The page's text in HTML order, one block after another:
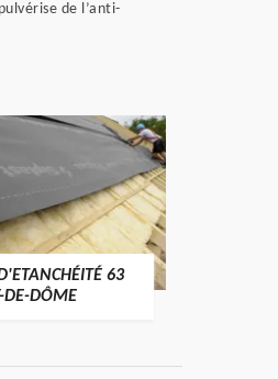
de l’anti-
63
DE-DÔME